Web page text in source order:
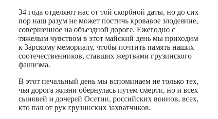
34 года отделяют нас от той скорбной даты, но до сих
пор наш разум не может постичь кровавое злодеяние,
совершенное на объездной дороге. Ежегодно с
тяжелым чувством в этот майский день мы приходим
к Зарскому мемориалу, чтобы почтить память наших
соотечественников, ставших жертвами грузинского
фашизма.
В этот печальный день мы вспоминаем не только тех,
чья дорога жизни обернулась путем смерти, но и всех
сыновей и дочерей Осетии, российских воинов, всех,
кто пал от рук грузинских захватчиков.